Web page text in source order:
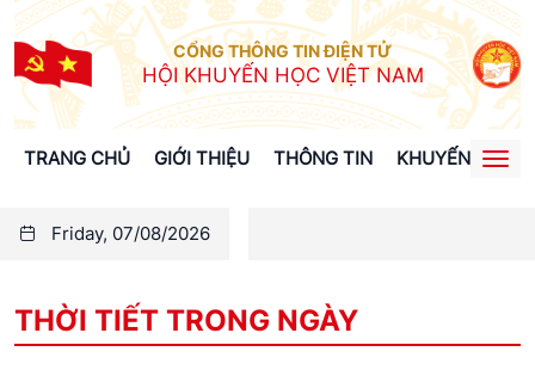
CỔNG THÔNG TIN ĐIỆN TỬ
HỘI KHUYẾN HỌC VIỆT NAM
TRANG CHỦ GIỚI THIỆU THÔNG TIN KHUYẾN HỌC
Friday, 07/08/2026
THỜI TIẾT TRONG NGÀY